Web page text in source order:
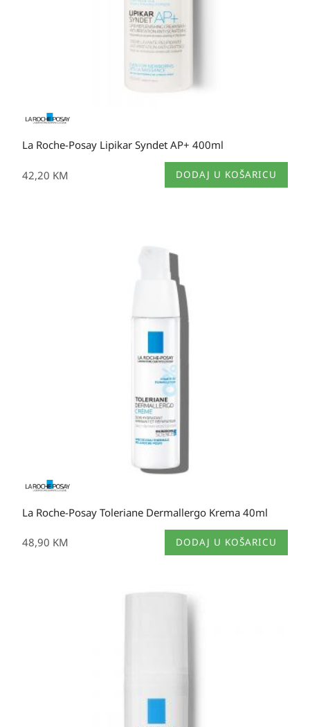
La Roche-Posay Lipikar Syndet AP+ 400ml
42,20 KM DODAJ U KOŠARICU
La Roche-Posay Toleriane Dermallergo Krema 40ml
48,90 KM DODAJ U KOŠARICU